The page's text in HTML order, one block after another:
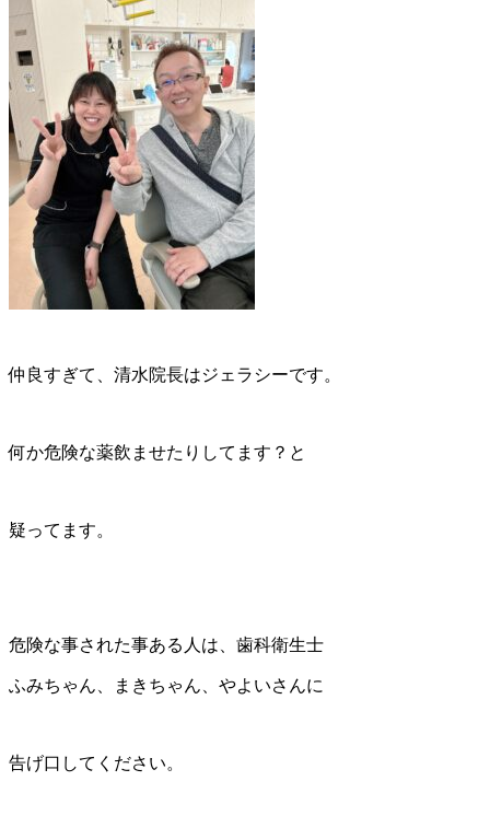
仲良すぎて、清水院長はジェラシーです。
何か危険な薬飲ませたりしてます？と
疑ってます。
危険な事された事ある人は、歯科衛生士
ふみちゃん、まきちゃん、やよいさんに
告げ口してください。